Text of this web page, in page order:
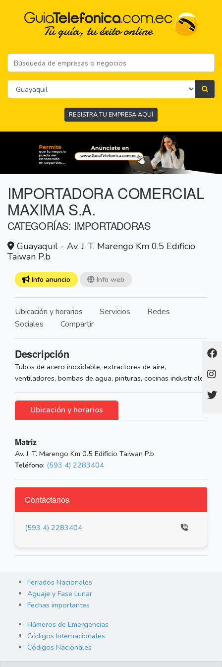
REGISTRA TU EMPRESA AQUÍ
IMPORTADORA COMERCIAL
MAXIMA S.A.
CATEGORÍAS: IMPORTADORAS
Guayaquil - Av. J. T. Marengo Km 0.5 Edificio
Taiwan P.b
Info anuncio Info web
Ubicación y horarios Servicios
Redes
Sociales
Compartir
Descripción
Tubos de acero inoxidable, extractores de aire,
ventiladores, bombas de agua, pinturas, cocinas industriales
Ubicación y horarios
Matriz
Av. J. T. Marengo Km 0.5 Edificio Taiwan P.b
Teléfono: (593 4) 2283404
Contáctanos
(593 4) 2283404
Feriados Nacionales
Aguaje y Fase Lunar
Fechas importantes
Números de Emergencias
Códigos Internacionales
Códigos Nacionales